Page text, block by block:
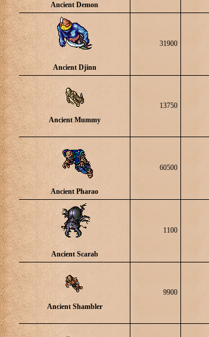
Ancient Demon
Ancient Djinn
31900
Ancient Mummy
13750
Ancient Pharao
60500
Ancient Scarab
1100
Ancient Shambler
9900